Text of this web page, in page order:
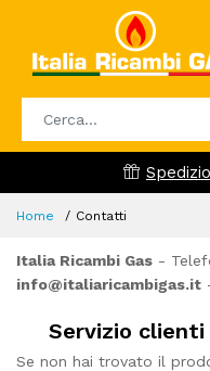
Home Contatti
Italia Ricambi Gas -
info@italiaricambigas.it
Servizio
Se non hai trovato il